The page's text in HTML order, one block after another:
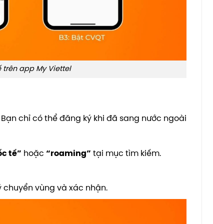
trên app My Viettel
chỉ có thể đăng ký khi đã sang nước ngoài
tế” hoặc “roaming” tại mục tìm kiếm.
vùng và xác nhận.